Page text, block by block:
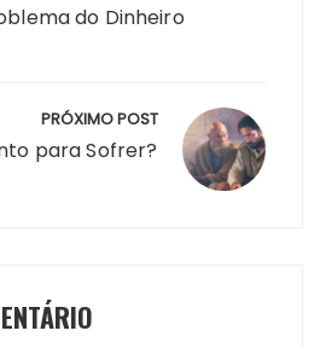
do Dinheiro
PRÓXIMO POST
para Sofrer?